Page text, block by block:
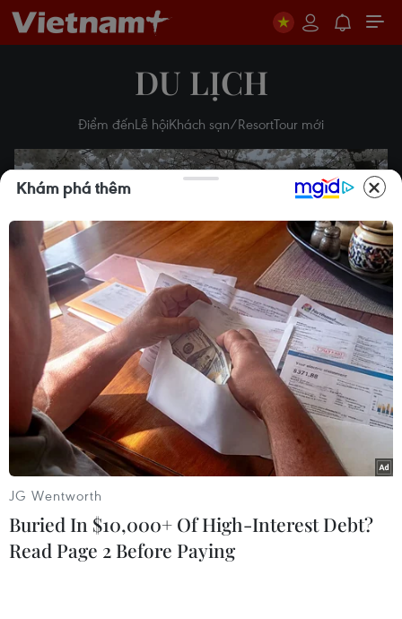
DU LỊCH
Điểm đếnLễ hộiKhách sạn/ResortTour mới
Play
Video
Mỹ: Chiêm ngưỡng vẻ đẹp
quyến rũ của anh đào tại thủ
đô Washington
Ngọc Quang
01/04/2025 01:34
Khám phá thêm
JG Wentworth
Buried In $10,000+ Of High-Interest Debt?
Read Page 2 Before Paying